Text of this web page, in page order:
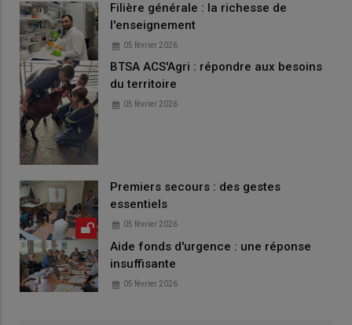
Filière générale : la richesse de
l'enseignement
05 février 2026
BTSA ACS'Agri : répondre aux besoins
du territoire
05 février 2026
Premiers secours : des gestes
essentiels
05 février 2026
Aide fonds d'urgence : une réponse
insuffisante
05 février 2026